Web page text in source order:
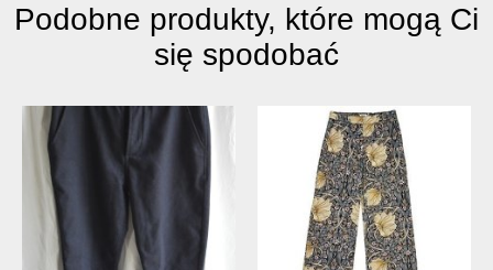
Podobne produkty, które mogą Ci
się spodobać